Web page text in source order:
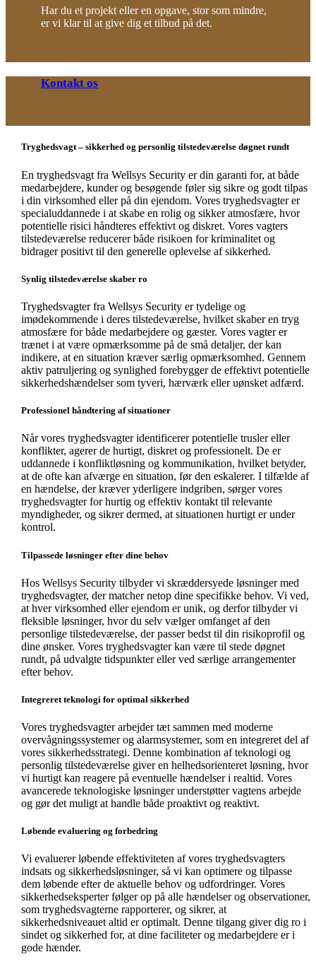
Har du et projekt eller en opgave, stor som mindre,
er vi klar til at give dig et tilbud på det.
Kontakt os
Tryghedsvagt – sikkerhed og personlig tilstedeværelse døgnet rundt
En tryghedsvagt fra Wellsys Security er din garanti for, at både
medarbejdere, kunder og besøgende føler sig sikre og godt tilpas
i din virksomhed eller på din ejendom. Vores tryghedsvagter er
specialuddannede i at skabe en rolig og sikker atmosfære, hvor
potentielle risici håndteres effektivt og diskret. Vores vagters
tilstedeværelse reducerer både risikoen for kriminalitet og
bidrager positivt til den generelle oplevelse af sikkerhed.
Synlig tilstedeværelse skaber ro
Tryghedsvagter fra Wellsys Security er tydelige og
imødekommende i deres tilstedeværelse, hvilket skaber en tryg
atmosfære for både medarbejdere og gæster. Vores vagter er
trænet i at være opmærksomme på de små detaljer, der kan
indikere, at en situation kræver særlig opmærksomhed. Gennem
aktiv patruljering og synlighed forebygger de effektivt potentielle
sikkerhedshændelser som tyveri, hærværk eller uønsket adfærd.
Professionel håndtering af situationer
Når vores tryghedsvagter identificerer potentielle trusler eller
konflikter, agerer de hurtigt, diskret og professionelt. De er
uddannede i konfliktløsning og kommunikation, hvilket betyder,
at de ofte kan afværge en situation, før den eskalerer. I tilfælde af
en hændelse, der kræver yderligere indgriben, sørger vores
tryghedsvagter for hurtig og effektiv kontakt til relevante
myndigheder, og sikrer dermed, at situationen hurtigt er under
kontrol.
Tilpassede løsninger efter dine behov
Hos Wellsys Security tilbyder vi skræddersyede løsninger med
tryghedsvagter, der matcher netop dine specifikke behov. Vi ved,
at hver virksomhed eller ejendom er unik, og derfor tilbyder vi
fleksible løsninger, hvor du selv vælger omfanget af den
personlige tilstedeværelse, der passer bedst til din risikoprofil og
dine ønsker. Vores tryghedsvagter kan være til stede døgnet
rundt, på udvalgte tidspunkter eller ved særlige arrangementer
efter behov.
Integreret teknologi for optimal sikkerhed
Vores tryghedsvagter arbejder tæt sammen med moderne
overvågningssystemer og alarmsystemer, som en integreret del af
vores sikkerhedsstrategi. Denne kombination af teknologi og
personlig tilstedeværelse giver en helhedsorienteret løsning, hvor
vi hurtigt kan reagere på eventuelle hændelser i realtid. Vores
avancerede teknologiske løsninger understøtter vagtens arbejde
og gør det muligt at handle både proaktivt og reaktivt.
Løbende evaluering og forbedring
Vi evaluerer løbende effektiviteten af vores tryghedsvagters
indsats og sikkerhedsløsninger, så vi kan optimere og tilpasse
dem løbende efter de aktuelle behov og udfordringer. Vores
sikkerhedseksperter følger op på alle hændelser og observationer,
som tryghedsvagterne rapporterer, og sikrer, at
sikkerhedsniveauet altid er optimalt. Denne tilgang giver dig ro i
sindet og sikkerhed for, at dine faciliteter og medarbejdere er i
gode hænder.